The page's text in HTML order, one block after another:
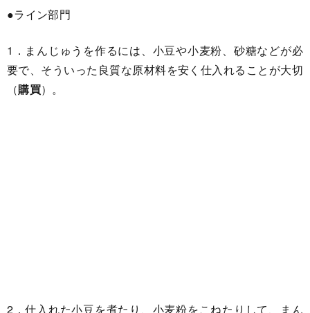
●ライン部門
1．まんじゅうを作るには、小豆や小麦粉、砂糖などが必
要で、そういった良質な原材料を安く仕入れることが大切
（購買）。
2．仕入れた小豆を煮たり、小麦粉をこねたりして、まん